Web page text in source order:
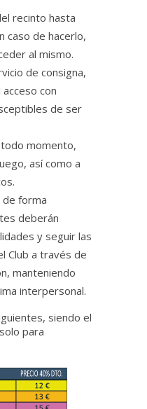
recinto hasta
caso de hacerlo,
al mismo.
de consigna,
con
de ser
momento,
así como a
de forma
deberán
y seguir las
Club a través de
manteniendo
interpersonal.
siendo el
para